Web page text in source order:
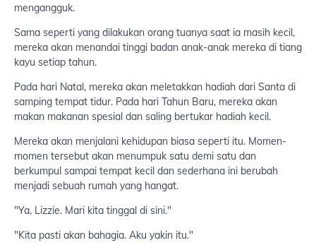
mengangguk.
Sama seperti yang dilakukan orang tuanya saat ia masih kecil,
mereka akan menandai tinggi badan anak-anak mereka di tiang
kayu setiap tahun.
Pada hari Natal, mereka akan meletakkan hadiah dari Santa di
samping tempat tidur. Pada hari Tahun Baru, mereka akan
makan makanan spesial dan saling bertukar hadiah kecil.
Mereka akan menjalani kehidupan biasa seperti itu. Momen-
momen tersebut akan menumpuk satu demi satu dan
berkumpul sampai tempat kecil dan sederhana ini berubah
menjadi sebuah rumah yang hangat.
"Ya, Lizzie. Mari kita tinggal di sini."
"Kita pasti akan bahagia. Aku yakin itu."